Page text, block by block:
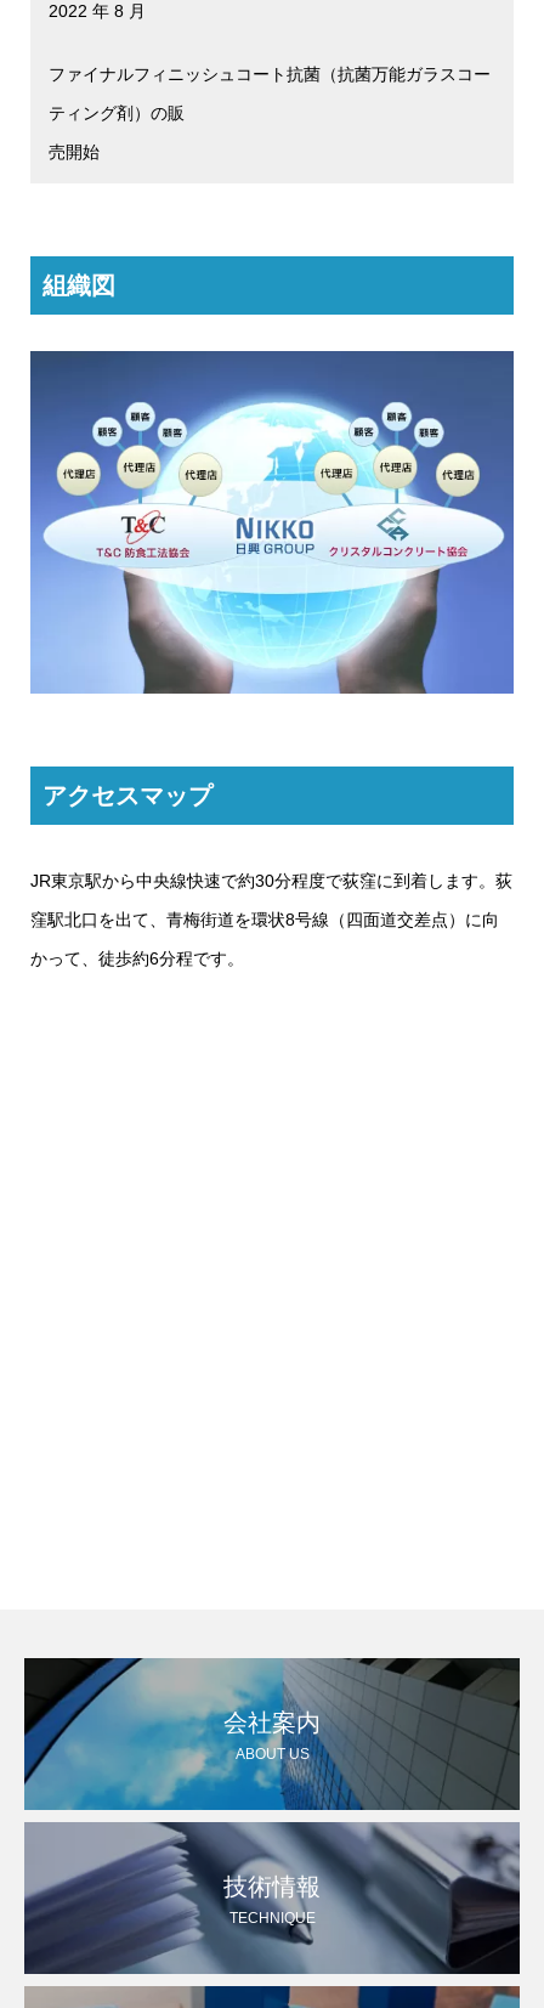
2022 年 8 月
ファイナルフィニッシュコート抗菌（抗菌万能ガラスコー
ティング剤）の販
売開始
組織図
アクセスマップ
JR東京駅から中央線快速で約30分程度で荻窪に到着します。荻
窪駅北口を出て、青梅街道を環状8号線（四面道交差点）に向
かって、徒歩約6分程です。
会社案内
ABOUT US
技術情報
TECHNIQUE